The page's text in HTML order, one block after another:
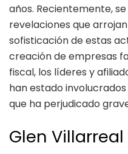
años. Recientemente,
revelaciones que
sofisticación de estas
creación de empresas
fiscal, los líderes y
han estado
que ha perjudicado
Glen